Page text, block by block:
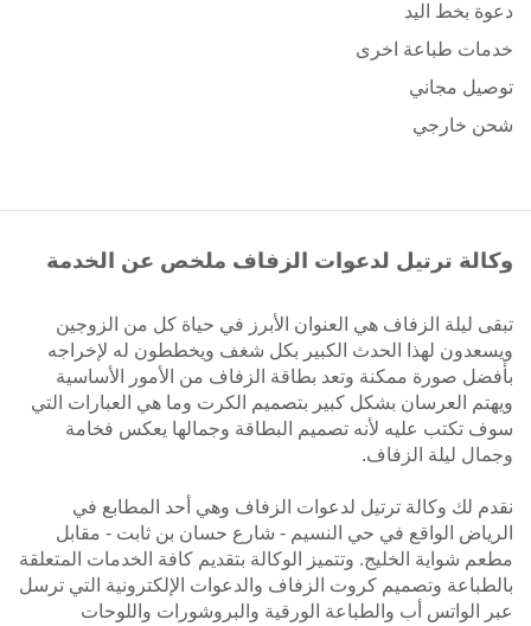
دعوة بخط اليد
خدمات طباعة اخرى
توصيل مجاني
شحن خارجي
وكالة ترتيل لدعوات الزفاف ملخص عن الخدمة
تبقى ليلة الزفاف هي العنوان الأبرز في حياة كل من الزوجين
ويسعدون لهذا الحدث الكبير بكل شغف ويخططون له لإخراجه
بأفضل صورة ممكنة وتعد بطاقة الزفاف من الأمور الأساسية
ويهتم العرسان بشكل كبير بتصميم الكرت وما هي العبارات التي
سوف تكتب عليه لأنه تصميم البطاقة وجمالها يعكس فخامة
وجمال ليلة الزفاف.
نقدم لك وكالة ترتيل لدعوات الزفاف وهي أحد المطابع في
الرياض الواقع في حي النسيم - شارع حسان بن ثابت - مقابل
مطعم شواية الخليج. وتتميز الوكالة بتقديم كافة الخدمات المتعلقة
بالطباعة وتصميم كروت الزفاف والدعوات الإلكترونية التي ترسل
عبر الواتس أب والطباعة الورقية والبروشورات واللوحات